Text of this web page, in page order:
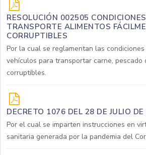
RESOLUCIÓN 002505
TRANSPORTE ALIMENTOS
CORRUPTIBLES
Por la cual se reglamentan las
vehículos para transportar carne, pescado
corruptibles.
DECRETO 1076 DEL 28 DE JULIO
Por el cual se imparten instrucciones en
sanitaria generada por la pandemia del